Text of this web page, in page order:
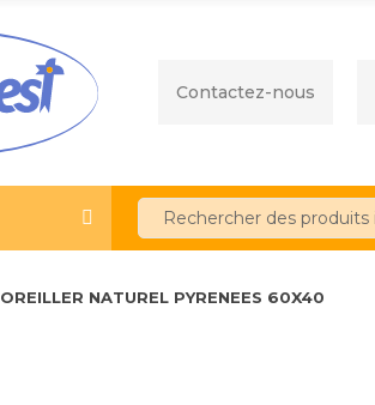
Contactez-nous
OREILLER NATUREL PYRENEES 60X40